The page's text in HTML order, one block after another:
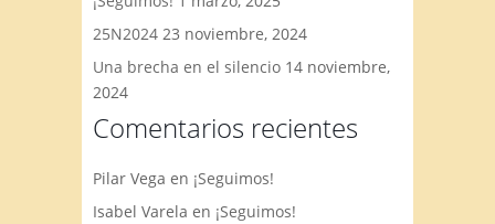
25N2024 23 noviembre, 2024
Una brecha en el silencio 14 noviembre,
2024
Comentarios recientes
Pilar Vega en ¡Seguimos!
Isabel Varela en ¡Seguimos!